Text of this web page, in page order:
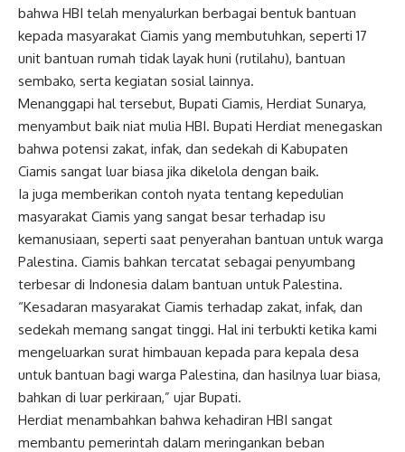
bahwa HBI telah menyalurkan berbagai bentuk bantuan
kepada masyarakat Ciamis yang membutuhkan, seperti 17
unit bantuan rumah tidak layak huni (rutilahu), bantuan
sembako, serta kegiatan sosial lainnya.
Menanggapi hal tersebut, Bupati Ciamis, Herdiat Sunarya,
menyambut baik niat mulia HBI. Bupati Herdiat menegaskan
bahwa potensi zakat, infak, dan sedekah di Kabupaten
Ciamis sangat luar biasa jika dikelola dengan baik.
Ia juga memberikan contoh nyata tentang kepedulian
masyarakat Ciamis yang sangat besar terhadap isu
kemanusiaan, seperti saat penyerahan bantuan untuk warga
Palestina. Ciamis bahkan tercatat sebagai penyumbang
terbesar di Indonesia dalam bantuan untuk Palestina.
“Kesadaran masyarakat Ciamis terhadap zakat, infak, dan
sedekah memang sangat tinggi. Hal ini terbukti ketika kami
mengeluarkan surat himbauan kepada para kepala desa
untuk bantuan bagi warga Palestina, dan hasilnya luar biasa,
bahkan di luar perkiraan,” ujar Bupati.
Herdiat menambahkan bahwa kehadiran HBI sangat
membantu pemerintah dalam meringankan beban